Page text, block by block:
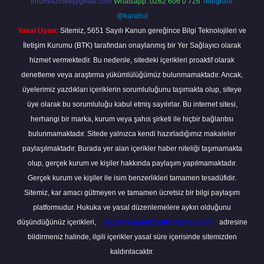
@karabul
Yasal Uyarı: Sitemiz, 5651 Sayılı Kanun gereğince Bilgi Teknolojileri ve
İletişim Kurumu (BTK) tarafından onaylanmış bir Yer Sağlayıcı olarak
hizmet vermektedir. Bu nedenle, sitedeki içerikleri proaktif olarak
denetleme veya araştırma yükümlülüğümüz bulunmamaktadır. Ancak,
üyelerimiz yazdıkları içeriklerin sorumluluğunu taşımakta olup, siteye
üye olarak bu sorumluluğu kabul etmiş sayılırlar. Bu internet sitesi,
herhangi bir marka, kurum veya şahıs şirketi ile hiçbir bağlantısı
bulunmamaktadır. Sitede yalnızca kendi hazırladığımız makaleler
paylaşılmaktadır. Burada yer alan içerikler haber niteliği taşımamakta
olup, gerçek kurum ve kişiler hakkında paylaşım yapılmamaktadır.
Gerçek kurum ve kişiler ile isim benzerlikleri tamamen tesadüfidir.
Sitemiz, kar amacı gütmeyen ve tamamen ücretsiz bir bilgi paylaşım
platformudur. Hukuka ve yasal düzenlemelere aykırı olduğunu
düşündüğünüz içerikleri,
backlinkpanelicomtr@gmail.com
adresine
bildirmeniz halinde, ilgili içerikler yasal süre içerisinde sitemizden
kaldırılacaktır.